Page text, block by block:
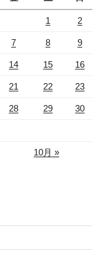
1 2
7 8 9
14 15 16
21 22 23
28 29 30
10月 »